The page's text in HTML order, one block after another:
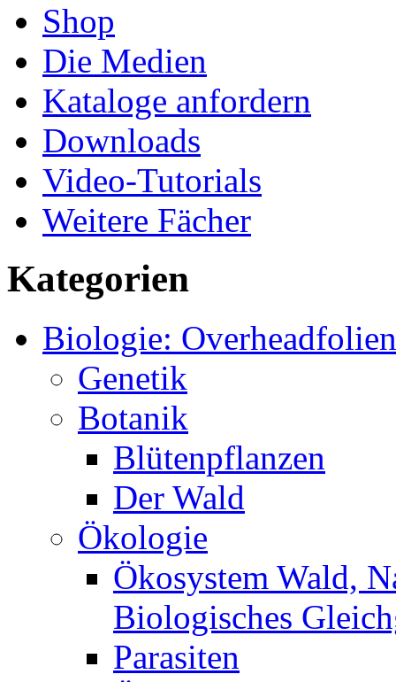
Shop
Die Medien
Kataloge anfordern
Downloads
Video-Tutorials
Weitere Fächer
Kategorien
Biologie: Overheadfolien
Genetik
Botanik
Blütenpflanzen
Der Wald
Ökologie
Ökosystem Wald,
Biologisches
Parasiten